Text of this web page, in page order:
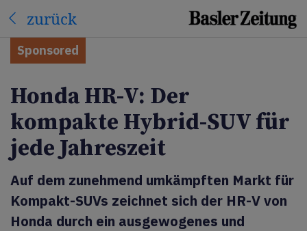
zurück
Sponsored
Honda HR-V: Der
kompakte Hybrid-SUV für
jede Jahreszeit
Auf dem zunehmend umkämpften Markt für
Kompakt-SUVs zeichnet sich der HR-V von
Honda durch ein ausgewogenes und